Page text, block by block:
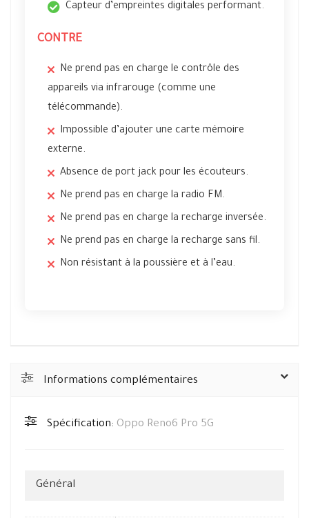
Capteur d’empreintes digitales performant.
CONTRE
Ne prend pas en charge le contrôle des
appareils via infrarouge (comme une
télécommande).
Impossible d’ajouter une carte mémoire
externe.
Absence de port jack pour les écouteurs.
Ne prend pas en charge la radio FM.
Ne prend pas en charge la recharge inversée.
Ne prend pas en charge la recharge sans fil.
Non résistant à la poussière et à l’eau.
Informations complémentaires
Spécification: Oppo Reno6 Pro 5G
Général